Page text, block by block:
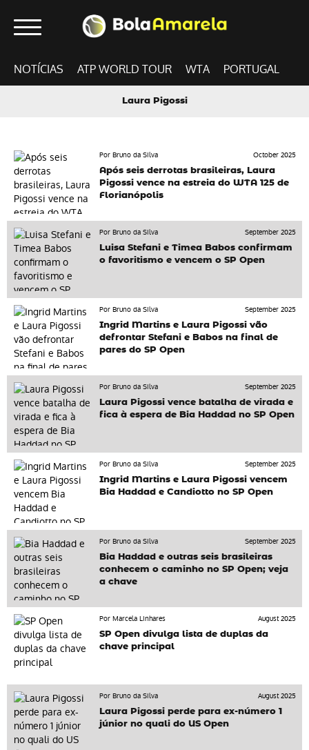
NOTÍCIAS ATP WORLD TOUR WTA PORTUGAL
Laura Pigossi
Por Bruno da Silva
October 2025
Após seis derrotas brasileiras, Laura
Pigossi vence na estreia do WTA 125 de
Florianópolis
Por Bruno da Silva
September 2025
Luisa Stefani e Timea Babos confirmam
o favoritismo e vencem o SP Open
Por Bruno da Silva
September 2025
Ingrid Martins e Laura Pigossi vão
defrontar Stefani e Babos na final de
pares do SP Open
Por Bruno da Silva
September 2025
Laura Pigossi vence batalha de virada e
fica à espera de Bia Haddad no SP Open
Por Bruno da Silva
September 2025
Ingrid Martins e Laura Pigossi vencem
Bia Haddad e Candiotto no SP Open
Por Bruno da Silva
September 2025
Bia Haddad e outras seis brasileiras
conhecem o caminho no SP Open; veja
a chave
Por Marcela Linhares
August 2025
SP Open divulga lista de duplas da
chave principal
Por Bruno da Silva
August 2025
Laura Pigossi perde para ex-número 1
júnior no quali do US Open